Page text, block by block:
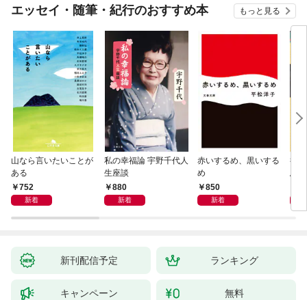
エッセイ・随筆・紀行のおすすめ本 もっと見る
山なら言いたいことが
ある
752
新着
私の幸福論 宇野千代人
生座談
880
新着
赤いするめ、黒いする
め
850
新着
行
思
新刊配信予定 ランキング
キャンペーン 無料